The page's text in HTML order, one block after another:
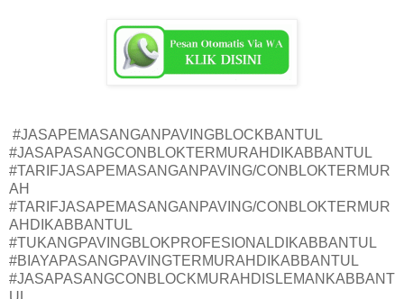
#JASAPEMASANGANPAVINGBLOCKBANTUL
#JASAPASANGCONBLOKTERMURAHDIKABBANTUL
#TARIFJASAPEMASANGANPAVING/CONBLOKTERMUR
AH
#TARIFJASAPEMASANGANPAVING/CONBLOKTERMUR
AHDIKABBANTUL
#TUKANGPAVINGBLOKPROFESIONALDIKABBANTUL
#BIAYAPASANGPAVINGTERMURAHDIKABBANTUL
#JASAPASANGCONBLOCKMURAHDISLEMANKABBANT